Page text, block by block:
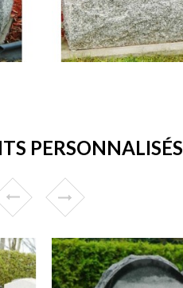
PERSONNALISÉS